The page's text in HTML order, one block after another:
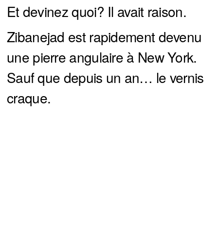
Et devinez quoi? Il avait raison.
Zibanejad est rapidement devenu
une pierre angulaire à New York.
Sauf que depuis un an… le vernis
craque.